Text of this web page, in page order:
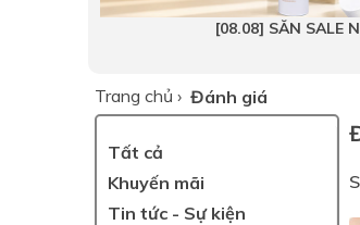
[08.08] SĂN SALE
Trang chủ › Đánh giá
Tất cả
Khuyến mãi
Tin tức - Sự kiện